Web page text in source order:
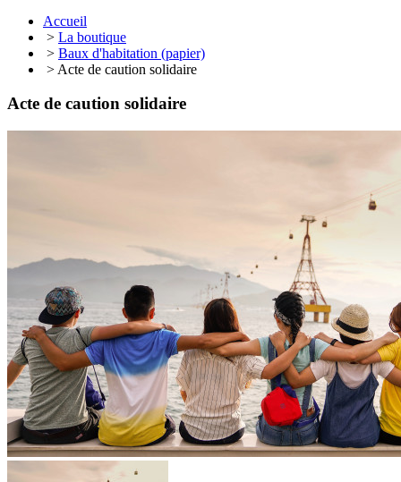
Accueil
> La boutique
> Baux d'habitation (papier)
> Acte de caution solidaire
Acte de caution solidaire